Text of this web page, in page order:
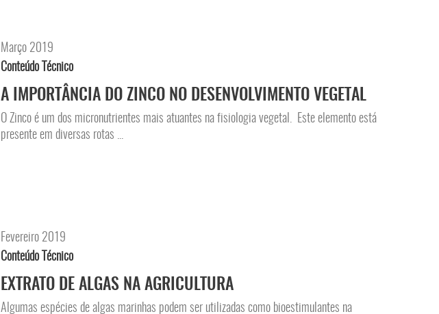
Março 2019
Conteúdo Técnico
A IMPORTÂNCIA DO ZINCO NO DESENVOLVIMENTO VEGETAL
O Zinco é um dos micronutrientes mais atuantes na fisiologia vegetal. Este elemento está
presente em diversas rotas ...
Fevereiro 2019
Conteúdo Técnico
EXTRATO DE ALGAS NA AGRICULTURA
Algumas espécies de algas marinhas podem ser utilizadas como bioestimulantes na